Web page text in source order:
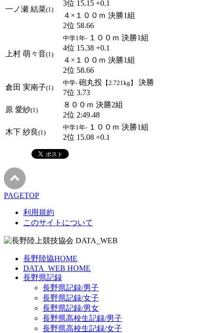
一ノ瀬 結菜(1)
3位 15.15 +0.1
４×１００ｍ 決勝1組
2位 58.66
上村 萌々音(1)
中学1年- １００ｍ 決勝1組
4位 15.38 +0.1
４×１００ｍ 決勝1組
2位 58.66
倉田 実南子(1)
中学- 砲丸投 【2.721kg】
決勝
7位 3.73
原 愛紗(1)
８００ｍ 決勝2組
2位 2:49.48
木下 紗良 (1)
中学1年- １００ｍ 決勝1組
2位 15.08 +0.1
PAGETOP
利用規約
このサイトについて
長野陸協HOME
DATA_WEB HOME
長野県記録
長野県記録/男子
長野県記録/女子
長野県記録/男女
長野県高校生記録/男子
長野県高校生記録/女子